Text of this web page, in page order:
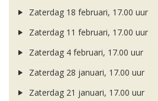
Zaterdag 18 februari, 17.00 uur
Zaterdag 11 februari, 17.00 uur
Zaterdag 4 februari, 17.00 uur
Zaterdag 28 januari, 17.00 uur
Zaterdag 21 januari, 17.00 uur